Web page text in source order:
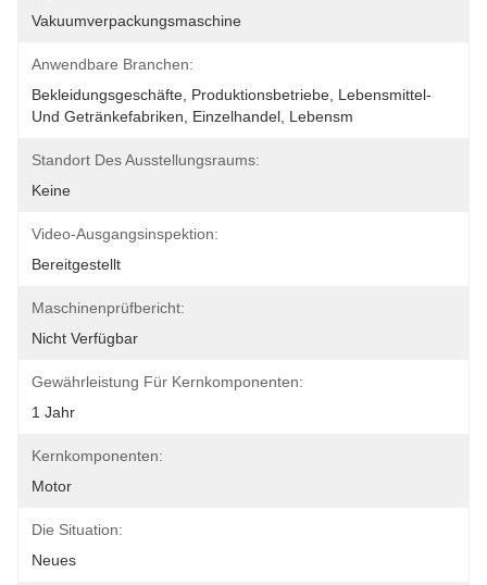
Vakuumverpackungsmaschine
Anwendbare Branchen:
Bekleidungsgeschäfte, Produktionsbetriebe, Lebensmittel-
Und Getränkefabriken, Einzelhandel, Lebensm
Standort Des Ausstellungsraums:
Keine
Video-Ausgangsinspektion:
Bereitgestellt
Maschinenprüfbericht:
Nicht Verfügbar
Gewährleistung Für Kernkomponenten:
1 Jahr
Kernkomponenten:
Motor
Die Situation:
Neues